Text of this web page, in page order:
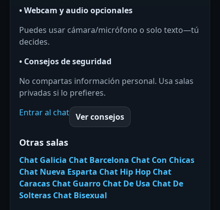
• Webcam y audio opcionales
Puedes usar cámara/micrófono o solo texto—tú
decides.
• Consejos de seguridad
No compartas información personal. Usa salas
privadas si lo prefieres.
Entrar al chat Ver consejos
Otras salas
Chat Galicia Chat Barcelona Chat Con Chicas
Chat Nueva Esparta Chat Hip Hop Chat
Caracas Chat Guarro Chat De Usa Chat De
Solteras Chat Bisexual